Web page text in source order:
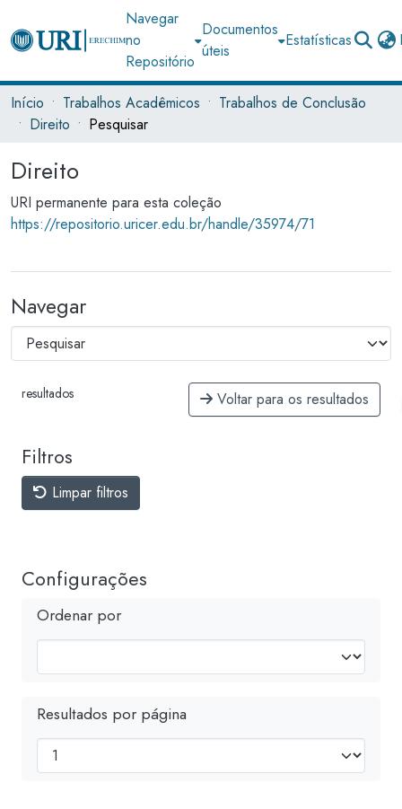
Navegar
no
Repositório
Documentos
úteis
Estatísticas
Início Trabalhos Acadêmicos
Trabalhos de Conclusão
Direito
Pesquisar
Direito
URI permanente para esta coleção
https://repositorio.uricer.edu.br/handle/35974/71
Navegar
resultados Voltar para os resultados
Filtros
Limpar filtros
Configurações
Ordenar por
Resultados por página